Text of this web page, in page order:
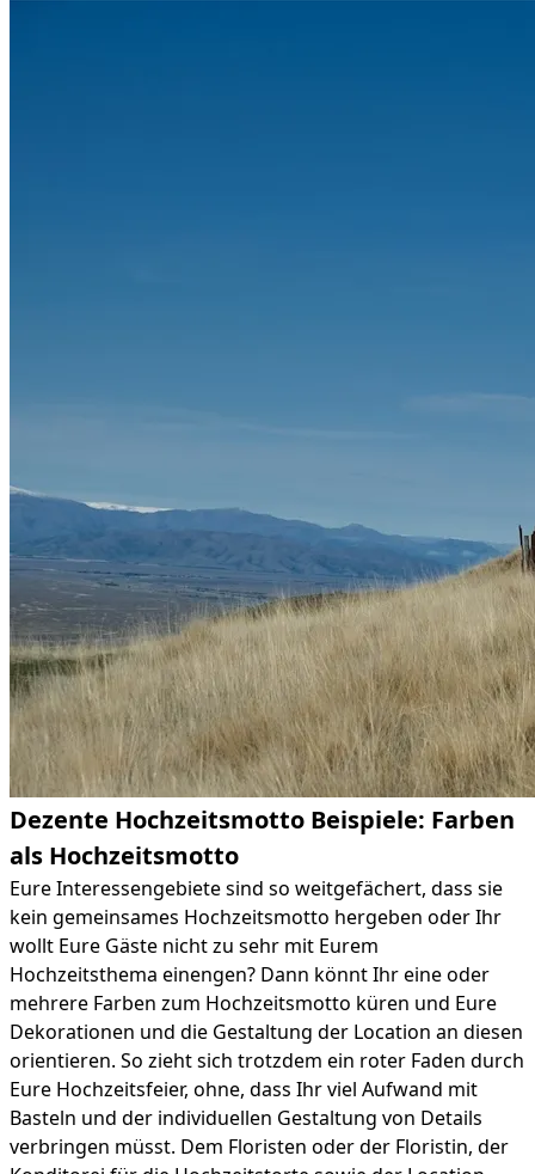
Dezente Hochzeitsmotto Beispiele: Farben
als Hochzeitsmotto
Eure Interessengebiete sind so weitgefächert, dass sie
kein gemeinsames Hochzeitsmotto hergeben oder Ihr
wollt Eure Gäste nicht zu sehr mit Eurem
Hochzeitsthema einengen? Dann könnt Ihr eine oder
mehrere Farben zum Hochzeitsmotto küren und Eure
Dekorationen und die Gestaltung der Location an diesen
orientieren. So zieht sich trotzdem ein roter Faden durch
Eure Hochzeitsfeier, ohne, dass Ihr viel Aufwand mit
Basteln und der individuellen Gestaltung von Details
verbringen müsst. Dem Floristen oder der Floristin, der